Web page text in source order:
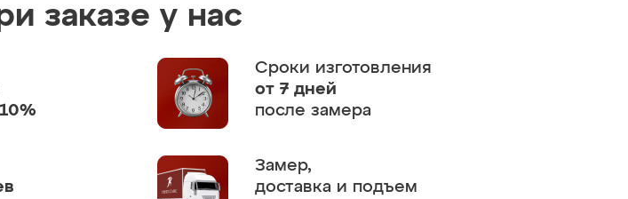
заказе у нас
Сроки изготовления
от 7 дней
после замера
Замер,
доставка и подъем